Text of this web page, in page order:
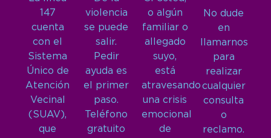
147
cuenta
con el
Sistema
Único de
Atención
Vecinal
(SUAV),
que
violencia
se puede
salir.
Pedir
ayuda es
el primer
paso.
Teléfono
gratuito
o algún
familiar o
allegado
suyo,
está
atravesando
una crisis
emocional
de
No dude
en
llamarnos
para
realizar
cualquier
consulta
o
reclamo.